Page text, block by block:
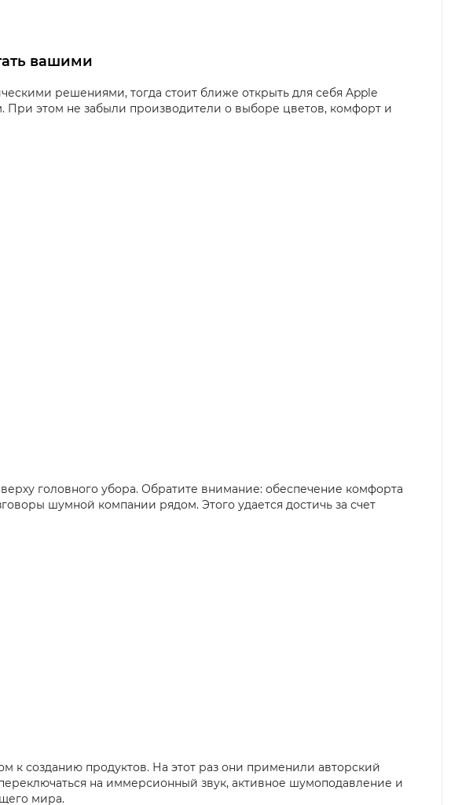
вашими
решениями, тогда стоит ближе открыть для себя Apple
этом не забыли производители о выборе цветов, комфорт и
головного убора. Обратите внимание: обеспечение комфорта
шумной компании рядом. Этого удается достичь за счет
к созданию продуктов. На этот раз они применили авторский
на иммерсионный звук, активное шумоподавление и
мира.